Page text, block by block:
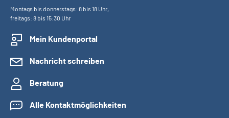
Montags bis donnerstags: 8 bis 18 Uhr,
freitags: 8 bis 15:30 Uhr
Mein Kundenportal
Nachricht schreiben
Beratung
Alle Kontaktmöglichkeiten